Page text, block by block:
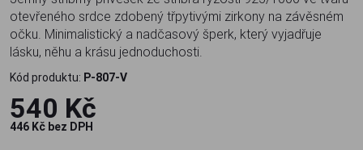
otevřeného srdce zdobený třpytivými zirkony na závěsném
očku. Minimalistický a nadčasový šperk, který vyjadřuje
lásku, něhu a krásu jednoduchosti.
Kód produktu: P-807-V
540 Kč
446 Kč bez DPH